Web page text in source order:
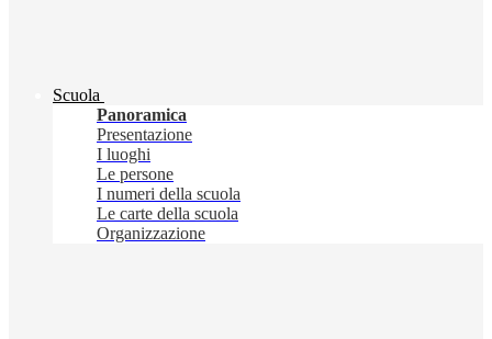
Scuola
Panoramica
Presentazione
I luoghi
Le persone
I numeri della scuola
Le carte della scuola
Organizzazione